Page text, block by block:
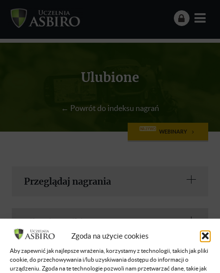
Zgoda na użycie cookies
Aby zapewnić jak najlepsze wrażenia, korzystamy z technologii, takich jak pliki
cookie, do przechowywania i/lub uzyskiwania dostępu do informacji o
urządzeniu. Zgoda na te technologie pozwoli nam przetwarzać dane, takie jak
Ulubione
← Powrót do indeksu nagrań
NA ŻYWO WEBINARY
Przeglądaj nagrania
Żadne nagranie nie spełnia podanych kryteriów.